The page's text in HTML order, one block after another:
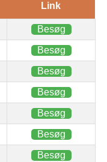
Link
Besøg
Besøg
Besøg
Besøg
Besøg
Besøg
Besøg